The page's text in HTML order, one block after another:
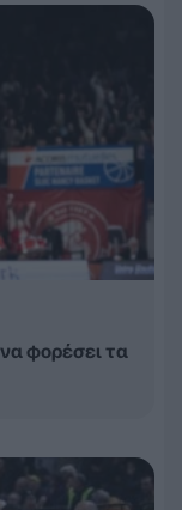
φορέσει τα